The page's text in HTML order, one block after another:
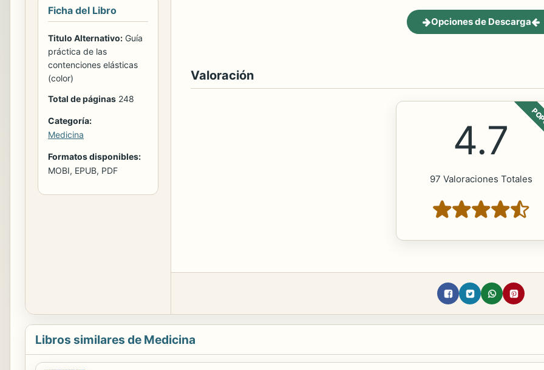
Ficha del Libro
Titulo Alternativo: Guía
práctica de las
contenciones elásticas
(color)
Total de páginas 248
Categoría:
Medicina
Formatos disponibles:
MOBI, EPUB, PDF
Opciones de Descarga
Valoración
4.7
97 Valoraciones Totales
Libros similares de Medicina